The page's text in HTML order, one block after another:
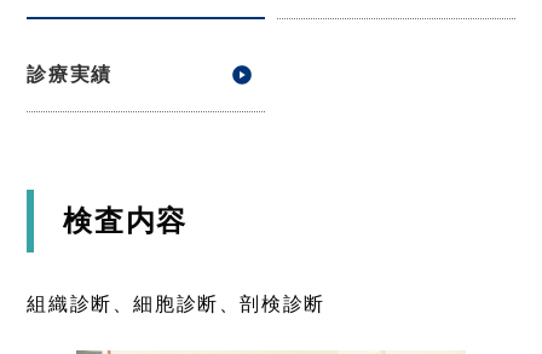
診療実績
検査内容
組織診断、細胞診断、剖検診断